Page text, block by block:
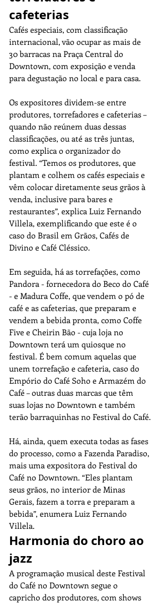
cafeterias
Cafés especiais, com classificação
internacional, vão ocupar as mais de
30 barracas na Praça Central do
Downtown, com exposição e venda
para degustação no local e para casa.
Os expositores dividem-se entre
produtores, torrefadores e cafeterias –
quando não reúnem duas dessas
classificações, ou até as três juntas,
como explica o organizador do
festival. “Temos os produtores, que
plantam e colhem os cafés especiais e
vêm colocar diretamente seus grãos à
venda, inclusive para bares e
restaurantes”, explica Luiz Fernando
Villela, exemplificando que este é o
caso do Brasil em Grãos, Cafés de
Divino e Café Cléssico.
Em seguida, há as torrefações, como
Pandora - fornecedora do Beco do Café
- e Madura Coffe, que vendem o pó de
café e as cafeterias, que preparam e
vendem a bebida pronta, como Coffe
Five e Cheirin Bão - cuja loja no
Downtown terá um quiosque no
festival. É bem comum aquelas que
unem torrefação e cafeteria, caso do
Empório do Café Soho e Armazém do
Café – outras duas marcas que têm
suas lojas no Downtown e também
terão barraquinhas no Festival do Café.
Há, ainda, quem executa todas as fases
do processo, como a Fazenda Paradiso,
mais uma expositora do Festival do
Café no Downtown. “Eles plantam
seus grãos, no interior de Minas
Gerais, fazem a torra e preparam a
bebida”, enumera Luiz Fernando
Villela.
Harmonia do choro ao
jazz
A programação musical deste Festival
do Café no Downtown segue o
capricho dos produtores, com shows